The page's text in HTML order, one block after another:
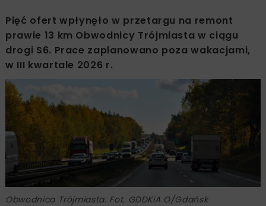
Pięć ofert wpłynęło w przetargu na remont
prawie 13 km Obwodnicy Trójmiasta w ciągu
drogi S6. Prace zaplanowano poza wakacjami,
w III kwartale 2026 r.
Obwodnica Trójmiasta. Fot. GDDKiA O/Gdańsk